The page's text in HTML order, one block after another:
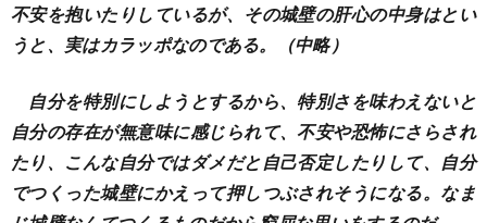
不安を抱いたりしているが、その城壁の肝心の中身はとい
うと、実はカラッポなのである。（中略）
自分を特別にしようとするから、特別さを味わえないと
自分の存在が無意味に感じられて、不安や恐怖にさらされ
たり、こんな自分ではダメだと自己否定したりして、自分
でつくった城壁にかえって押しつぶされそうになる。なま